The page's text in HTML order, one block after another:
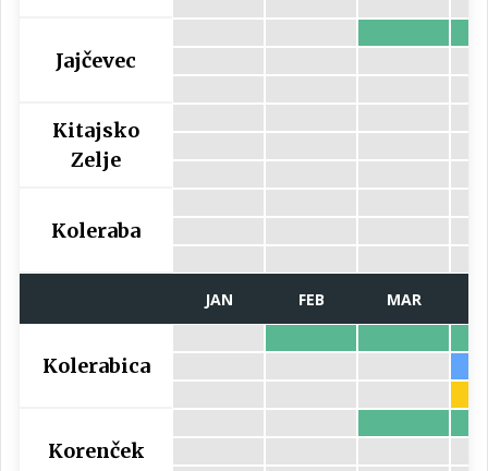
Jajčevec
Kitajsko
Zelje
Koleraba
Kolerabica
Korenček
JAN FEB MAR